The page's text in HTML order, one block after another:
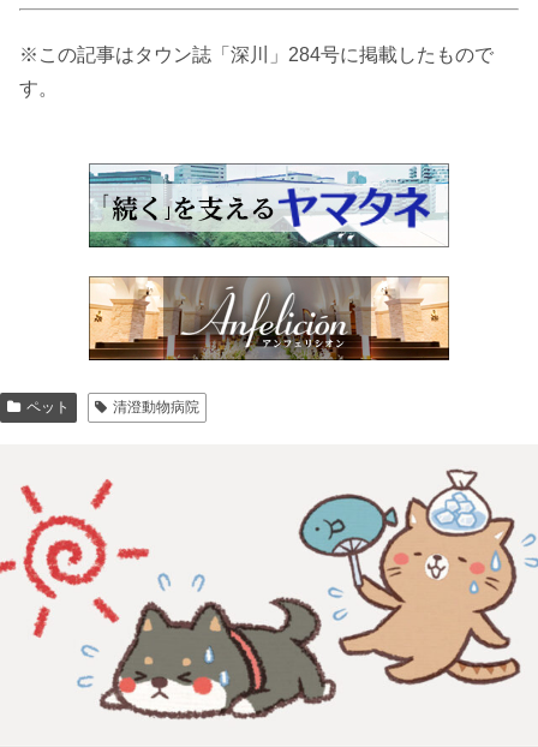
※この記事はタウン誌「深川」284号に掲載したもので
す。
ペット 清澄動物病院